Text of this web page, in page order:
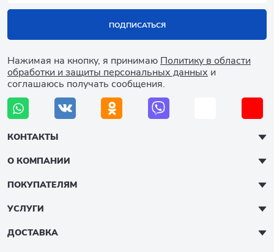
ПОДПИСАТЬСЯ
Нажимая на кнопку, я принимаю Политику в области
обработки и защиты персональных данных и
соглашаюсь получать сообщения.
КОНТАКТЫ
О КОМПАНИИ
ПОКУПАТЕЛЯМ
УСЛУГИ
ДОСТАВКА